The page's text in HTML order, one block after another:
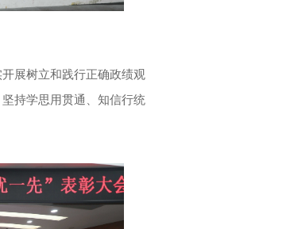
展树立和践行正确政绩观
持学思用贯通、知信行统